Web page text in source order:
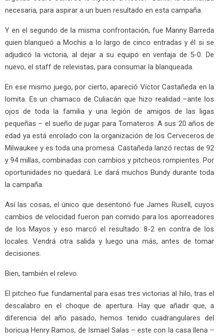
necesaria, para aspirar a un buen resultado en esta campaña.
Y en el segundo de la misma confrontación, fue Manny Barreda
quien blanqueó a Mochis a lo largo de cinco entradas y él si se
adjudicó la victoria, al dejar a su equipo en ventaja de 5-0. De
nuevo, el staff de relevistas, para consumar la blanqueada.
En ese mismo juego, por cierto, apareció Víctor Castañeda en la
lomita. Es un chamaco de Culiacán que hizo realidad –ante los
ojos de toda la familia y una legión de amigos de las ligas
pequeñas – el sueño de jugar para Tomateros. A sus 20 años de
edad ya está enrolado con la organización de los Cerveceros de
Milwaukee y es toda una promesa. Castañeda lanzó rectas de 92
y 94 millas, combinadas con cambios y pitcheos rompientes. Por
oportunidades no quedará. Le dará muchos Bundy durante toda
la campaña.
Así las cosas, el único que desentonó fue James Rusell, cuyos
cambios de velocidad fueron pan comido para los aporreadores
de los Mayos y eso marcó el resultado: 8-2 en contra de los
locales. Vendrá otra salida y luego una más, antes de tomar
decisiones.
Bien, también el relevo.
El pitcheo fue fundamental para esas tres victorias al hilo, tras el
descalabro en el choque de apertura. Hay que añadir que, a
diferencia del año pasado, hemos tenido cuadrangulares del
boricua Henry Ramos, de Ismael Salas – este con la casa llena –